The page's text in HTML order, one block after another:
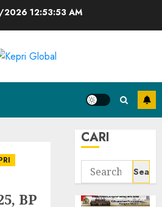
12:53:54 AM
BP
CARI
Search
for: